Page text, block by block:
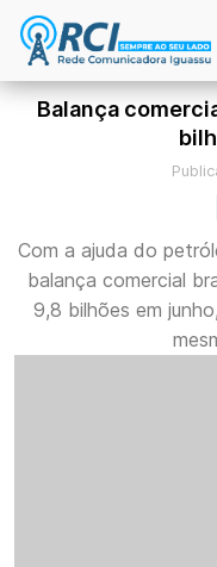
Balança
Com a ajuda do
balança comercial
9,8 bilhões em